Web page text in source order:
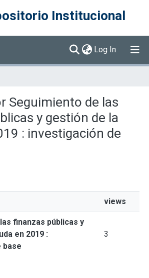
Institucional
Log In (current)
Seguimiento de las
y gestión de la
: investigación de
views
finanzas públicas y
en 2019 :
base
3